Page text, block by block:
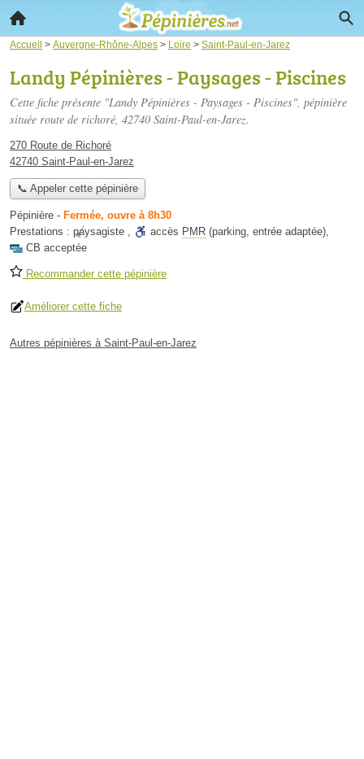
Accueil > Auvergne-Rhône-Alpes > Loire > Saint-Paul-en-Jarez
Landy Pépinières - Paysages - Piscines
Cette fiche présente "Landy Pépinières - Paysages - Piscines", pépinière
située route de richoré, 42740 Saint-Paul-en-Jarez.
270 Route de Richoré
42740 Saint-Paul-en-Jarez
📞 Appeler cette pépinière
Pépinière - Fermée, ouvre à 8h30
Prestations : paysagiste , accès PMR (parking, entrée adaptée),
CB acceptée
Recommander cette pépinière
Améliorer cette fiche
Autres pépinières à Saint-Paul-en-Jarez